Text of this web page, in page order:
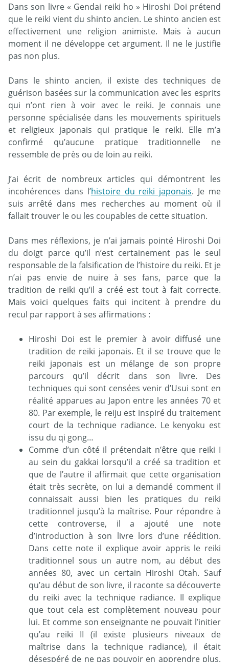
Dans son livre « Gendai reiki ho » Hiroshi Doi prétend
que le reiki vient du shinto ancien. Le shinto ancien est
effectivement une religion animiste. Mais à aucun
moment il ne développe cet argument. Il ne le justifie
pas non plus.
Dans le shinto ancien, il existe des techniques de
guérison basées sur la communication avec les esprits
qui n’ont rien à voir avec le reiki. Je connais une
personne spécialisée dans les mouvements spirituels
et religieux japonais qui pratique le reiki. Elle m’a
confirmé qu’aucune pratique traditionnelle ne
ressemble de près ou de loin au reiki.
J’ai écrit de nombreux articles qui démontrent les
incohérences dans l’histoire du reiki japonais. Je me
suis arrêté dans mes recherches au moment où il
fallait trouver le ou les coupables de cette situation.
Dans mes réflexions, je n’ai jamais pointé Hiroshi Doi
du doigt parce qu’il n’est certainement pas le seul
responsable de la falsification de l’histoire du reiki. Et je
n’ai pas envie de nuire à ses fans, parce que la
tradition de reiki qu’il a créé est tout à fait correcte.
Mais voici quelques faits qui incitent à prendre du
recul par rapport à ses affirmations :
Hiroshi Doi est le premier à avoir diffusé une
tradition de reiki japonais. Et il se trouve que le
reiki japonais est un mélange de son propre
parcours qu’il décrit dans son livre. Des
techniques qui sont censées venir d’Usui sont en
réalité apparues au Japon entre les années 70 et
80. Par exemple, le reiju est inspiré du traitement
court de la technique radiance. Le kenyoku est
issu du qi gong…
Comme d’un côté il prétendait n’être que reiki I
au sein du gakkai lorsqu’il a créé sa tradition et
que de l’autre il affirmait que cette organisation
était très secrète, on lui a demandé comment il
connaissait aussi bien les pratiques du reiki
traditionnel jusqu’à la maîtrise. Pour répondre à
cette controverse, il a ajouté une note
d’introduction à son livre lors d’une réédition.
Dans cette note il explique avoir appris le reiki
traditionnel sous un autre nom, au début des
années 80, avec un certain Hiroshi Otah. Sauf
qu’au début de son livre, il raconte sa découverte
du reiki avec la technique radiance. Il explique
que tout cela est complètement nouveau pour
lui. Et comme son enseignante ne pouvait l’initier
qu’au reiki II (il existe plusieurs niveaux de
maîtrise dans la technique radiance), il était
désespéré de ne pas pouvoir en apprendre plus.